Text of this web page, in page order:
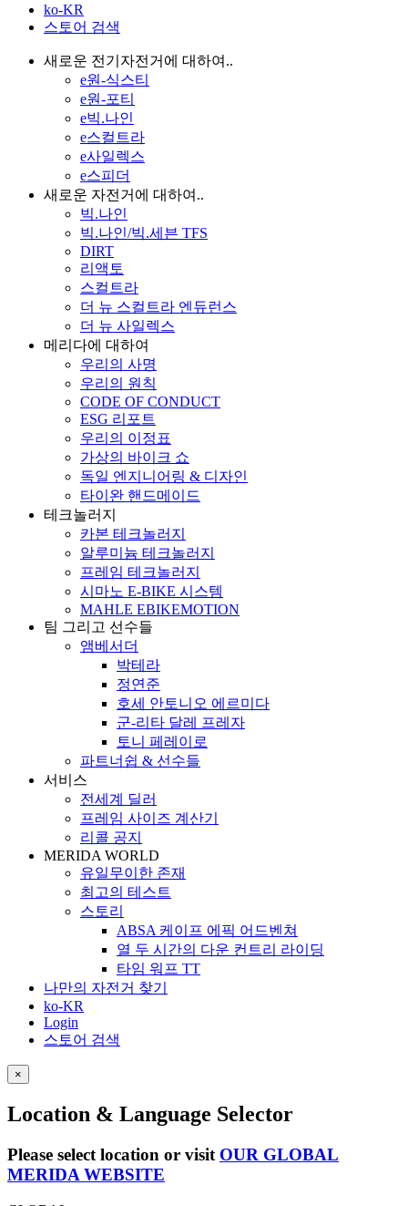
ko-KR
스토어 검색
새로운 전기자전거에 대하여..
e원-식스티
e원-포티
e빅.나인
e스컬트라
e사일렉스
e스피더
새로운 자전거에 대하여..
빅.나인
빅.나인/빅.세븐 TFS
DIRT
리액토
스컬트라
더 뉴 스컬트라 엔듀런스
더 뉴 사일렉스
메리다에 대하여
우리의 사명
우리의 원칙
CODE OF CONDUCT
ESG 리포트
우리의 이정표
가상의 바이크 쇼
독일 엔지니어링 & 디자인
타이완 핸드메이드
테크놀러지
카본 테크놀러지
알루미늄 테크놀러지
프레임 테크놀러지
시마노 E-BIKE 시스템
MAHLE EBIKEMOTION
팀 그리고 선수들
앰베서더
박테라
정연준
호세 안토니오 에르미다
군-리타 달레 프레자
토니 페레이로
파트너쉽 & 선수들
서비스
전세계 딜러
프레임 사이즈 계산기
리콜 공지
MERIDA WORLD
유일무이한 존재
최고의 테스트
스토리
ABSA 케이프 에픽 어드벤쳐
열 두 시간의 다운 컨트리 라이딩
타임 워프 TT
나만의 자전거 찾기
ko-KR
Login
스토어 검색
×
Location & Language Selector
Please select location or visit OUR GLOBAL
MERIDA WEBSITE